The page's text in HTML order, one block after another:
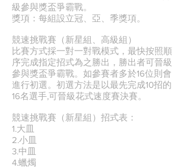
級參與獎盃爭霸戰。
獎項：每組設立冠、亞、季獎項。
競速挑戰賽（新星組、高級組）
比賽方式採一對一對戰模式，最快按照順
序完成指定招式為之勝出，勝出者可晉級
參與獎盃爭霸戰。如參賽者多於16位則會
進行初選。初選方法是以最先完成10招的
16名選手,可晉級花式速度賽決賽。
競速挑戰賽（新星組）招式表：
1.大皿
2.小皿
3.中皿
4.蠟燭